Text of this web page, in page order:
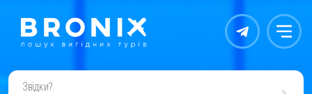
Контакты Меню
Звідки?